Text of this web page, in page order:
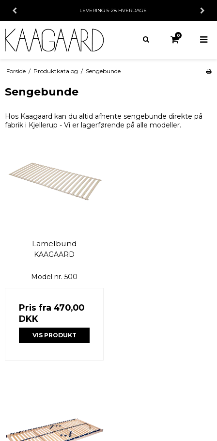
LEVERING 5-28 HVERDAGE
0
Forside / Produktkatalog / Sengebunde
Sengebunde
Hos Kaagaard kan du altid afhente sengebunde direkte på
fabrik i Kjellerup - Vi er lagerførende på alle modeller.
Lamelbund
KAAGAARD
Model nr. 500
Pris fra 470,00
DKK
VIS PRODUKT